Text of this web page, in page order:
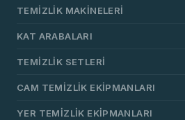
TEMIZLIK MAKINELERI
KAT ARABALARI
TEMIZLIK SETLERI
CAM TEMIZLIK EKIPMANLARI
YER TEMIZLIK EKIPMANLARI